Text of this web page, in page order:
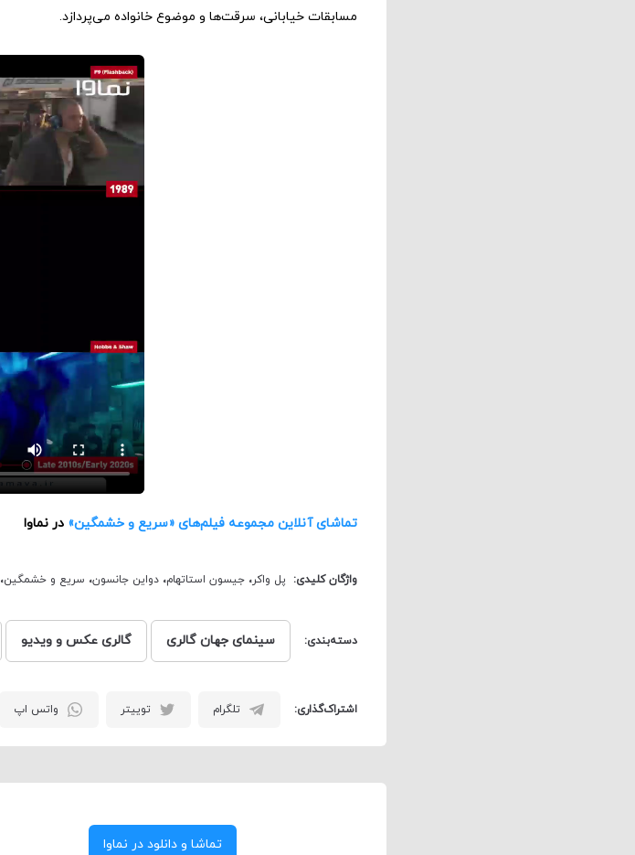
مسابقات خیابانی، سرقت‌ها و موضوع خانواده می‌پردازد.
تماشای آنلاین مجموعه فیلم‌های «سریع و خشمگین» در نماوا
واژگان کلیدی: پل واکر، جیسون استاتهام، دواین جانسون، سریع و خشمگین،
دسته‌بندی: سینمای جهان گالری گالری عکس و ویدیو
اشتراک‌گذاری: تلگرام توییتر واتس اپ
تماشا و دانلود در نماوا